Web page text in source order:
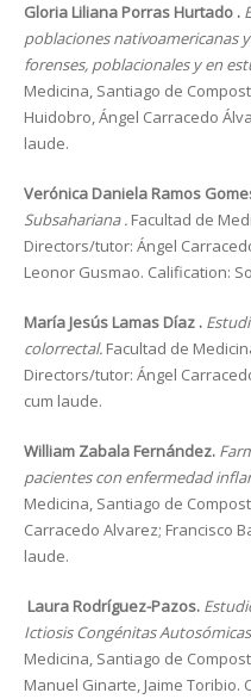
Gloria Liliana Porras Hurtado .
poblaciones nativoamericanas
forenses, poblacionales y en
Medicina, Santiago de
Huidobro, Ángel Carracedo
laude.
Verónica Daniela Ramos
Subsahariana . Facultad de
Directors/tutor: Ángel
Leonor Gusmao. Calification:
María Jesús Lamas Díaz .
colorrectal. Facultad de
Directors/tutor: Ángel
cum laude.
William Zabala Fernández.
pacientes con enfermedad
Medicina, Santiago de
Carracedo Alvarez; Francisco
laude.
Laura Rodríguez-Pazos.
Ictiosis Congénitas
Medicina, Santiago de
Manuel Ginarte, Jaime Toribio.